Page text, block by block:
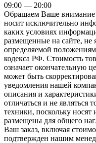
09:00 — 20:00
Обращаем Ваше внимание
носит исключительно
каких условиях
размещенные на сайте, не
определяемой
кодекса РФ. Стоимость
означает окончательную
может быть
уведомления нашей
описания и
отличаться и не являться
техники, поскольку
размещены для общего
Ваш заказ, включая
подтвержден нашим